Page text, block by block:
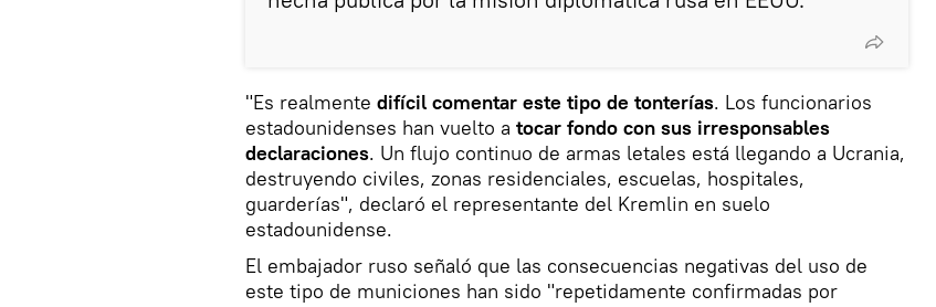
"Es realmente difícil comentar este tipo de tonterías. Los funcionarios
estadounidenses han vuelto a tocar fondo con sus irresponsables
declaraciones. Un flujo continuo de armas letales está llegando a Ucrania,
destruyendo civiles, zonas residenciales, escuelas, hospitales,
guarderías", declaró el representante del Kremlin en suelo
estadounidense.
El embajador ruso señaló que las consecuencias negativas del uso de
este tipo de municiones han sido "repetidamente confirmadas por